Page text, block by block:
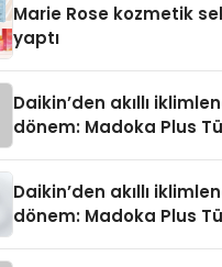
Marie Rose kozmetik
yaptı
Daikin’den akıllı
dönem: Madoka Plus
Daikin’den akıllı
dönem: Madoka Plus